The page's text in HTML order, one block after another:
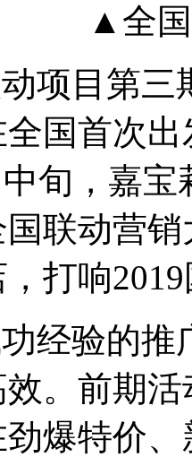
▲全
项目第三
国首次
旬，嘉
联动营
打响
经验的推
。前期
爆特价